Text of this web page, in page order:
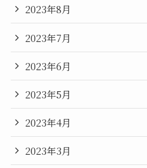
2023年8月
2023年7月
2023年6月
2023年5月
2023年4月
2023年3月